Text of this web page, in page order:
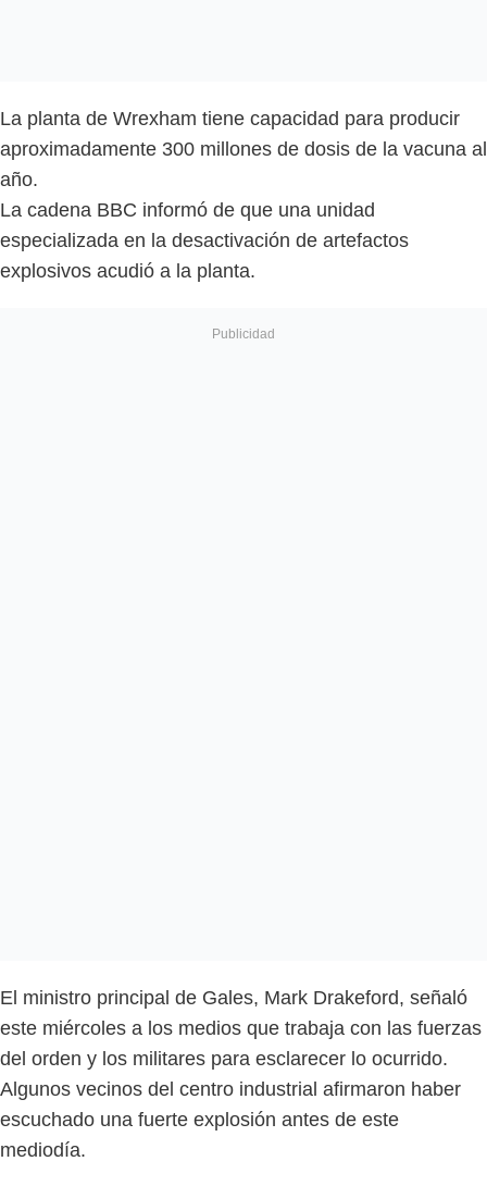
La planta de Wrexham tiene capacidad para producir
aproximadamente 300 millones de dosis de la vacuna al
año.
La cadena BBC informó de que una unidad
especializada en la desactivación de artefactos
explosivos acudió a la planta.
El ministro principal de Gales, Mark Drakeford, señaló
este miércoles a los medios que trabaja con las fuerzas
del orden y los militares para esclarecer lo ocurrido.
Algunos vecinos del centro industrial afirmaron haber
escuchado una fuerte explosión antes de este
mediodía.